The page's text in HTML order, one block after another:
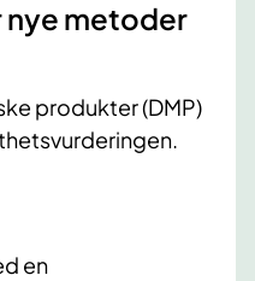
metoder
produkter (DMP)
en